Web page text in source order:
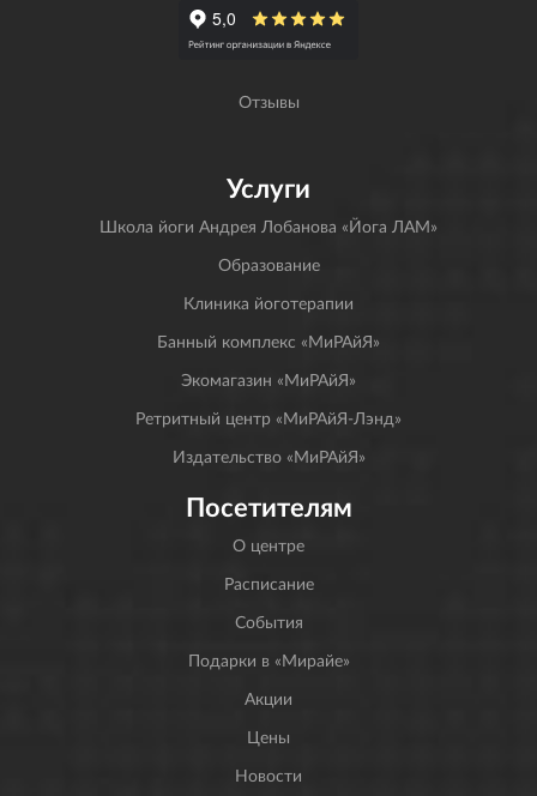
Отзывы
Услуги
Школа йоги Андрея Лобанова «Йога ЛАМ»
Образование
Клиника йоготерапии
Банный комплекс «МиРАйЯ»
Экомагазин «МиРАйЯ»
Ретритный центр «МиРАйЯ-Лэнд»
Издательство «МиРАйЯ»
Посетителям
О центре
Расписание
События
Подарки в «Мирайе»
Акции
Цены
Новости